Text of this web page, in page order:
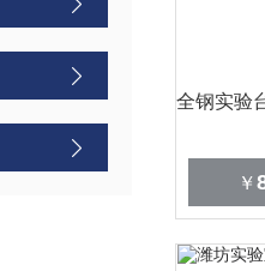
￥